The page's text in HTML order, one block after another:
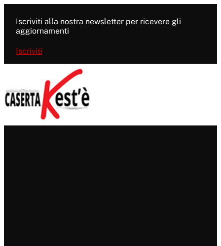
contenuto
Iscriviti alla nostra newsletter per ricevere gli
aggiornamenti
Iscriviti